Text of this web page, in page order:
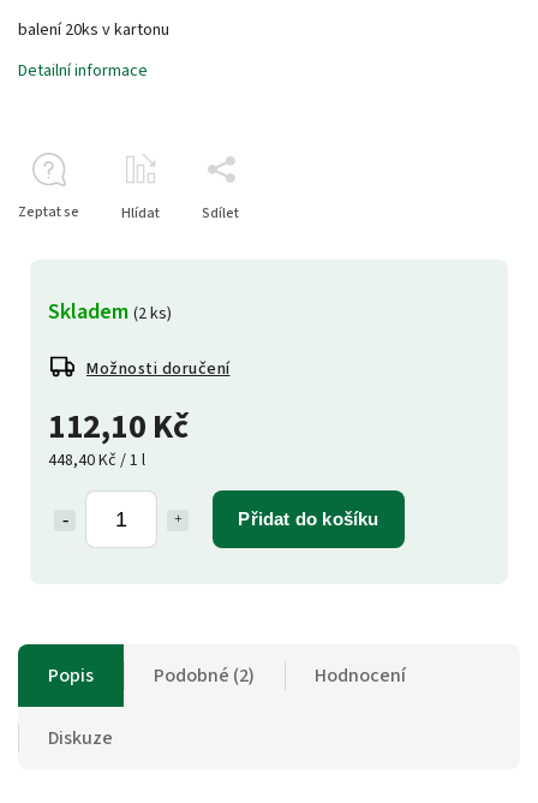
112,10 Kč
448,40 Kč / 1 l
Přidat do košíku
Skladem (2 ks)
Možnosti doručení
balení 20ks v kartonu
Detailní informace
Zeptat se Hlídat Sdílet
Popis Podobné (2) Hodnocení
Diskuze